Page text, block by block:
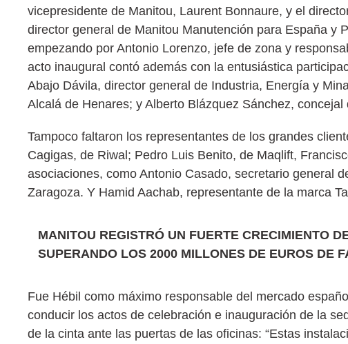
vicepresidente de Manitou, Laurent Bonnaure, y el
director general de Manitou Manutención para España y
empezando por Antonio Lorenzo, jefe de zona y
acto inaugural contó además con la entusiástica
Abajo Dávila, director general de Industria, Energía y
Alcalá de Henares; y Alberto Blázquez Sánchez,
Tampoco faltaron los representantes de los grandes
Cagigas, de Riwal; Pedro Luis Benito, de Maqlift,
asociaciones, como Antonio Casado, secretario general
Zaragoza. Y Hamid Aachab, representante de la marca
MANITOU REGISTRÓ UN FUERTE CRECIMIENTO
SUPERANDO LOS 2000 MILLONES DE EUROS DE
Fue Hébil como máximo responsable del mercado
conducir los actos de celebración e inauguración de la
de la cinta ante las puertas de las oficinas: “Estas